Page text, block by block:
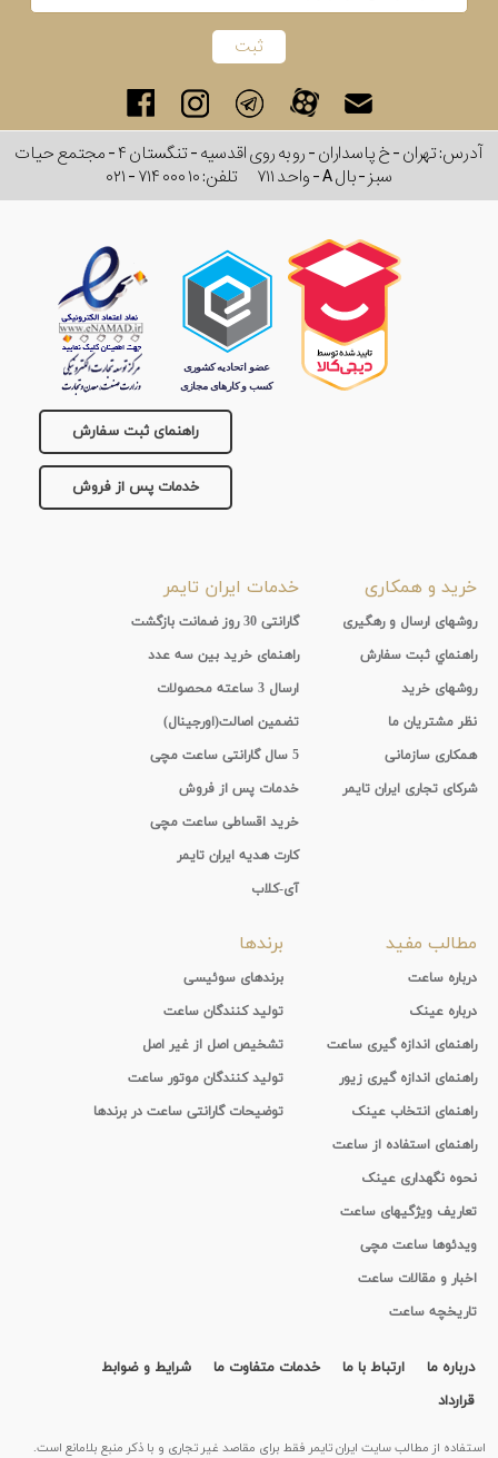
آدرس: تهران - خ پاسداران - رو به روی اقدسیه - تنگستان ۴ - مجتمع حیات
سبز - بال A - واحد ۷۱۱
تلفن:۰۲۱ - ۷۱۴ ۰۰۰ ۱۰
راهنمای ثبت سفارش
خدمات پس از فروش
خرید و همکاری
روشهای ارسال و رهگیری
راهنماي ثبت سفارش
روشهای خرید
نظر مشتریان ما
همکاری سازمانی
شرکای تجاری ایران تایمر
خدمات ایران تایمر
گارانتی 30 روز ضمانت بازگشت
راهنمای خرید بین سه عدد
ارسال 3 ساعته محصولات
تضمین اصالت(اورجینال)
5 سال گارانتی ساعت مچی
خدمات پس از فروش
خرید اقساطی ساعت مچی
کارت هدیه ایران تایمر
آی-کلاب
مطالب مفید
درباره ساعت
درباره عینک
راهنمای اندازه گیری ساعت
راهنمای اندازه گیری زیور
راهنمای انتخاب عینک
راهنمای استفاده از ساعت
نحوه نگهداری عینک
تعاریف ویژگیهای ساعت
ویدئوها ساعت مچی
اخبار و مقالات ساعت
تاریخچه ساعت
برندها
برندهای سوئیسی
تولید کنندگان ساعت
تشخیص اصل از غیر اصل
تولید کنندگان موتور ساعت
توضیحات گارانتی ساعت در برندها
درباره ما ارتباط با ما خدمات متفاوت ما
شرایط و ضوابط
قرارداد
استفاده از مطالب سايت ایران تایمر فقط برای مقاصد غیر تجاری و با ذکر منبع بلامانع است.